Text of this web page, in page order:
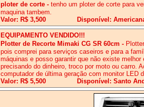
ploter de corte - tenho um ploter de corte para
maquina tambem.
Valor: R$ 3,500
Disponível:
EQUIPAMENTO VENDIDO!!!
Plotter de Recorte Mimaki CG SR 60cm -
pois comprei para serviços caseiros e para a
máquinas e posso garantir que não existe
precisando do dinheiro, troco por moto ou carro.
computador de última geração com monitor LED
Valor: R$ 5,500
Disponível: Santo